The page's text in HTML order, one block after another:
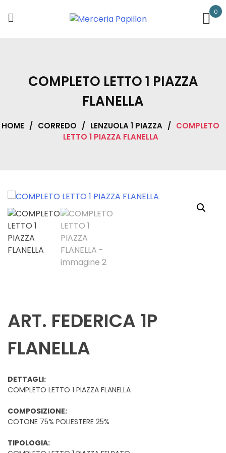
0
COMPLETO LETTO 1 PIAZZA
FLANELLA
HOME / CORREDO / LENZUOLA 1 PIAZZA / COMPLETO
LETTO 1 PIAZZA FLANELLA
ART. FEDERICA 1P
FLANELLA
DETTAGLI:
COMPLETO LETTO 1 PIAZZA FLANELLA
COMPOSIZIONE:
COTONE 75% POLIESTERE 25%
TIPOLOGIA: